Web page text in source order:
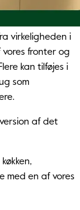
virkeligheden i
fronter og
kan tilføjes i
som
af det
med en af ​​vores